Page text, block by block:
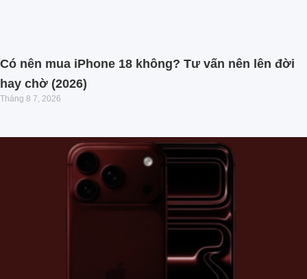
Có nên mua iPhone 18 không? Tư vấn nên lên đời
hay chờ (2026)
Tháng 8 7, 2026